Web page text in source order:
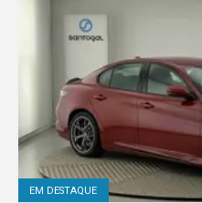
EM DESTAQUE